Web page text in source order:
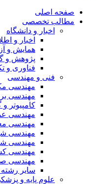
صفحه اصلی
مطالب تخصصی
اخبار و دانشگاه
اخبار و
همایش و
پژوهش و
فناوری و
فنی و مهندسی
مهندسی مکانیک
مهندسی برق
کامپیوتر و
مهندسی عمران
مهندسی
مهندسی
مهندسی شیمی
مهندسی
مهندسی صنایع
سایر رشته
علوم پایه و پزشکی